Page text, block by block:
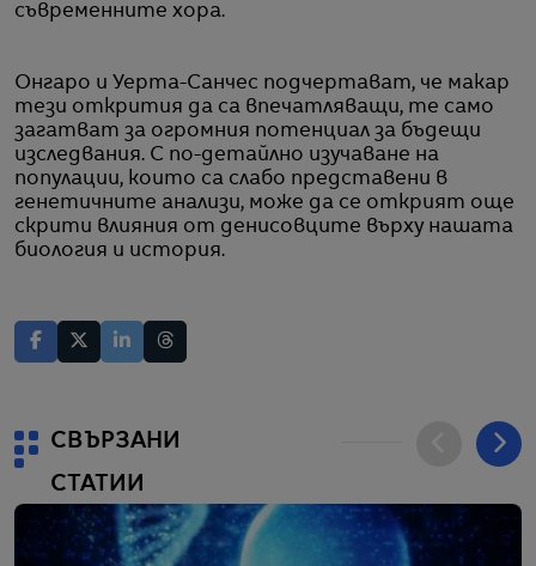
съвременните хора.
Онгаро и Уерта-Санчес подчертават, че макар
тези открития да са впечатляващи, те само
загатват за огромния потенциал за бъдещи
изследвания. С по-детайлно изучаване на
популации, които са слабо представени в
генетичните анализи, може да се открият още
скрити влияния от денисовците върху нашата
биология и история.
СВЪРЗАНИ
СТАТИИ